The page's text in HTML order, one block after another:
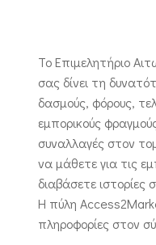
Το Επιμελητήριο
σας δίνει τη
δασμούς, φόρους,
εμπορικούς
συναλλαγές στον
να μάθετε για τις
διαβάσετε ιστορίες
Η πύλη
πληροφορίες στον